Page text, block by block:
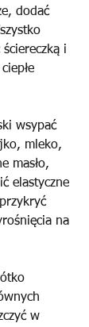
dodać
i
wsypać
mleko,
masło,
elastyczne
na
w